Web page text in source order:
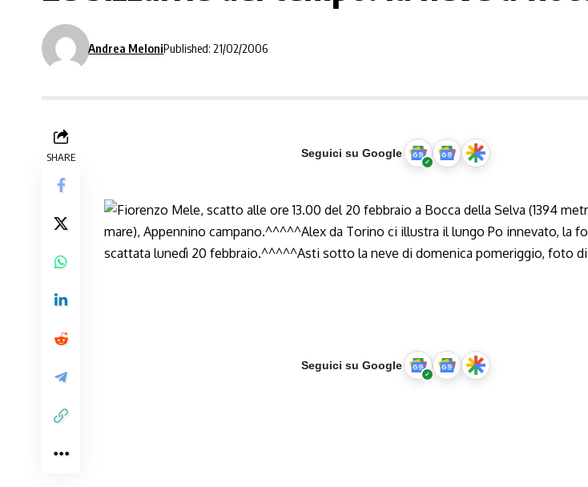
Andrea MeloniPublished: 21/02/2006
SHARE Seguici su Google
Seguici su Google